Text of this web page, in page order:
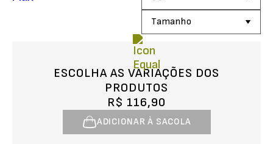
ESCOLHA AS VARIAÇÕES DOS
PRODUTOS
R$ 116,90
ADICIONAR À SACOLA